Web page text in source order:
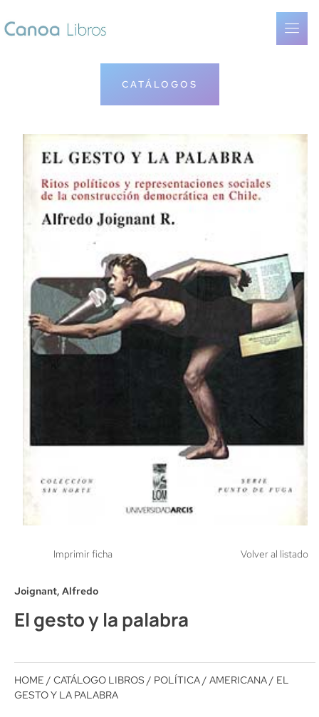
CATÁLOGOS
Imprimir ficha Volver al listado
Joignant, Alfredo
El gesto y la palabra
HOME / CATÁLOGO LIBROS / POLÍTICA/ AMERICANA/ EL
GESTO Y LA PALABRA